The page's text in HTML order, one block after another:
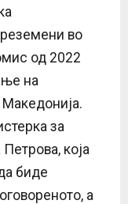
во
од 2022
на
за
која
биде
а